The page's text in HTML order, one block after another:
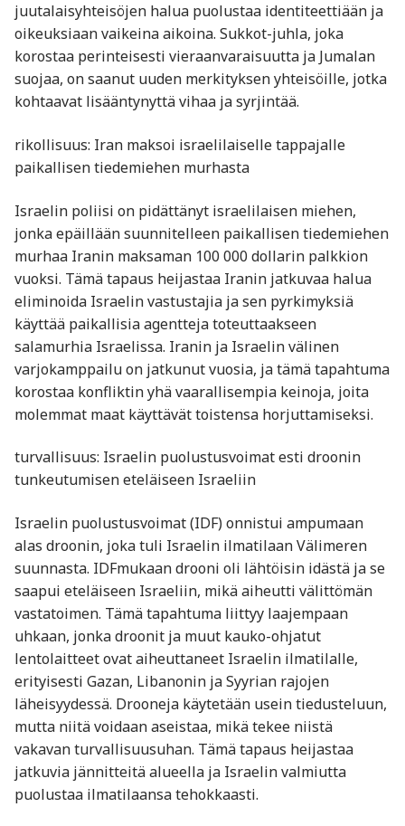
juutalaisyhteisöjen halua puolustaa identiteettiään ja
oikeuksiaan vaikeina aikoina. Sukkot-juhla, joka
korostaa perinteisesti vieraanvaraisuutta ja Jumalan
suojaa, on saanut uuden merkityksen yhteisöille, jotka
kohtaavat lisääntynyttä vihaa ja syrjintää.
rikollisuus: Iran maksoi israelilaiselle tappajalle
paikallisen tiedemiehen murhasta
Israelin poliisi on pidättänyt israelilaisen miehen,
jonka epäillään suunnitelleen paikallisen tiedemiehen
murhaa Iranin maksaman 100 000 dollarin palkkion
vuoksi. Tämä tapaus heijastaa Iranin jatkuvaa halua
eliminoida Israelin vastustajia ja sen pyrkimyksiä
käyttää paikallisia agentteja toteuttaakseen
salamurhia Israelissa. Iranin ja Israelin välinen
varjokamppailu on jatkunut vuosia, ja tämä tapahtuma
korostaa konfliktin yhä vaarallisempia keinoja, joita
molemmat maat käyttävät toistensa horjuttamiseksi.
turvallisuus: Israelin puolustusvoimat esti droonin
tunkeutumisen eteläiseen Israeliin
Israelin puolustusvoimat (IDF) onnistui ampumaan
alas droonin, joka tuli Israelin ilmatilaan Välimeren
suunnasta. IDFmukaan drooni oli lähtöisin idästä ja se
saapui eteläiseen Israeliin, mikä aiheutti välittömän
vastatoimen. Tämä tapahtuma liittyy laajempaan
uhkaan, jonka droonit ja muut kauko-ohjatut
lentolaitteet ovat aiheuttaneet Israelin ilmatilalle,
erityisesti Gazan, Libanonin ja Syyrian rajojen
läheisyydessä. Drooneja käytetään usein tiedusteluun,
mutta niitä voidaan aseistaa, mikä tekee niistä
vakavan turvallisuusuhan. Tämä tapaus heijastaa
jatkuvia jännitteitä alueella ja Israelin valmiutta
puolustaa ilmatilaansa tehokkaasti.